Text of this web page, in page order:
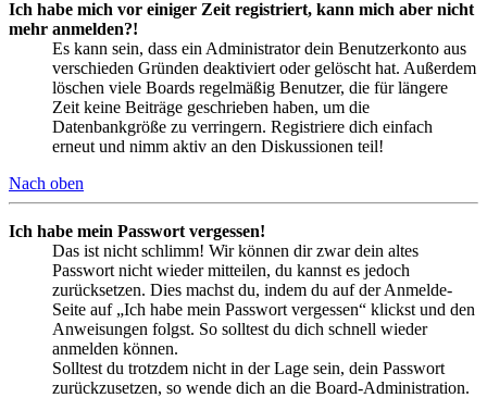
Ich habe mich vor einiger Zeit registriert, kann mich aber nicht
mehr anmelden?!
Es kann sein, dass ein Administrator dein Benutzerkonto aus
verschieden Gründen deaktiviert oder gelöscht hat. Außerdem
löschen viele Boards regelmäßig Benutzer, die für längere
Zeit keine Beiträge geschrieben haben, um die
Datenbankgröße zu verringern. Registriere dich einfach
erneut und nimm aktiv an den Diskussionen teil!
Nach oben
Ich habe mein Passwort vergessen!
Das ist nicht schlimm! Wir können dir zwar dein altes
Passwort nicht wieder mitteilen, du kannst es jedoch
zurücksetzen. Dies machst du, indem du auf der Anmelde-
Seite auf „Ich habe mein Passwort vergessen“ klickst und den
Anweisungen folgst. So solltest du dich schnell wieder
anmelden können.
Solltest du trotzdem nicht in der Lage sein, dein Passwort
zurückzusetzen, so wende dich an die Board-Administration.